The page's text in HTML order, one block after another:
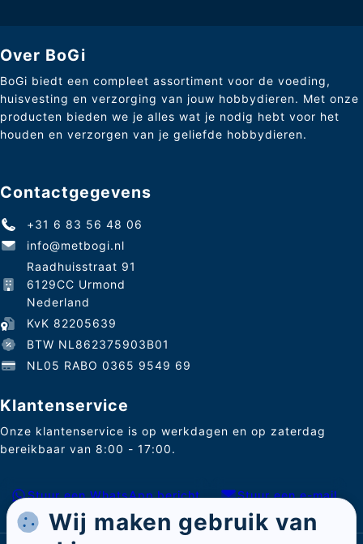
Wij maken gebruik van
Over BoGi
BoGi biedt een compleet assortiment voor de voeding,
huisvesting en verzorging van jouw hobbydieren. Met onze
producten bieden we je alles wat je nodig hebt voor het
houden en verzorgen van je geliefde hobbydieren.
Contactgegevens
+31 6 83 56 48 06
info@metbogi.nl
Raadhuisstraat 91
6129CC Urmond
Nederland
KvK 82205639
BTW NL862375903B01
NL05 RABO 0365 9549 69
Klantenservice
Onze klantenservice is op werkdagen en op zaterdag
bereikbaar van 8:00 - 17:00.
Stuur een WhatsApp bericht Stuur een e-mail